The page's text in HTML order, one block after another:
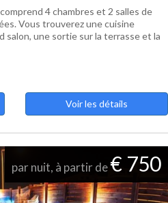
4 chambres et 2 salles de
Vous trouverez une cuisine
salon, une sortie sur la terrasse et la
Voir les détails
par nuit, à partir de€ 750